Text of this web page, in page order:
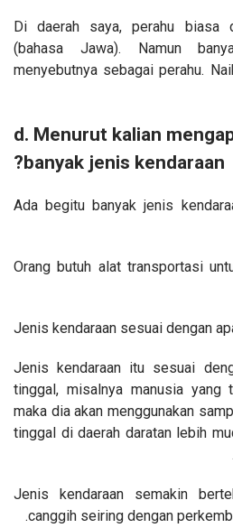
Di daerah saya, perahu biasa
(bahasa Jawa). Namun
menyebutnya sebagai perahu.
d. Menurut kalian
banyak jenis kendaraan?
Ada begitu banyak jenis
1. Orang butuh alat transportasi
3. Jenis kendaraan itu sesuai
tinggal, misalnya manusia yang
maka dia akan menggunakan
tinggal di daerah daratan lebih
4. Jenis kendaraan semakin
canggih seiring dengan